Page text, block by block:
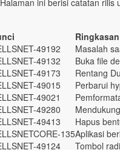
Halaman ini berisi catatan rilis
Ringkasan
49192
Masalah
49132
Buka file
49173
Rentang
49015
Perbarui
49021
49280
49413
Hapus
135Aplikasi
49124
Tombol